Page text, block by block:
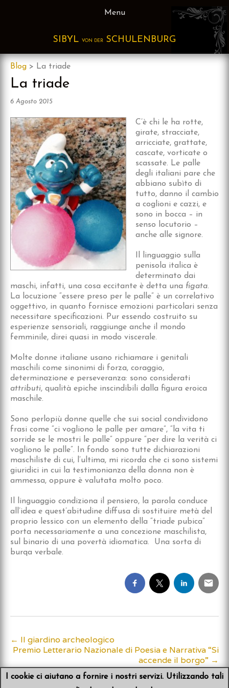
Menu
SIBYL VON DER SCHULENBURG
Blog > La triade
La triade
6 Agosto 2015
C’è chi le ha rotte,
girate, stracciate,
arricciate, grattate,
cascate, vorticate o
scassate. Le palle
degli italiani pare che
abbiano subìto di
tutto, danno il cambio
a coglioni e cazzi, e
sono in bocca – in
senso locutorio –
anche alle signore.
Il linguaggio sulla
penisola italica è
determinato dai
maschi, infatti, una cosa eccitante è detta una figata.
La locuzione “essere preso per le palle” è un correlativo
oggettivo, in quanto fornisce emozioni particolari senza
necessitare specificazioni. Pur essendo costruito su
esperienze sensoriali, raggiunge anche il mondo
femminile, direi quasi in modo viscerale.
Molte donne italiane usano richiamare i genitali
maschili come sinonimi di forza, coraggio,
determinazione e perseveranza: sono considerati
attributi, qualità epiche inscindibili dalla figura eroica
maschile.
Sono perlopiù donne quelle che sui social condividono
frasi come “ci vogliono le palle per amare”, “la vita ti
sorride se le mostri le palle” oppure “per dire la verità ci
vogliono le palle”. In fondo sono tutte dichiarazioni
maschiliste di cui, l’ultima, mi ricorda che ci sono sistemi
giuridici in cui la testimonianza della donna non è
ammessa, oppure è valutata molto poco.
Il linguaggio condiziona il pensiero, la parola conduce
all’idea e quest’abitudine diffusa di sostituire metà del
proprio lessico con un elemento della “triade pubica”
porta necessariamente a una concezione maschilista,
sul binario di una povertà idiomatica. Una sorta di
burqa verbale.
Post
navigation
← Il giardino archeologico
Premio Letterario Nazionale di Poesia e Narrativa “Si
accende il borgo” →
I cookie ci aiutano a fornire i nostri servizi. Utilizzando tali